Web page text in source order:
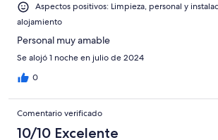
Aspectos positivos: Limpieza, personal y
alojamiento
Personal muy amable
Se alojó 1 noche en julio de 2024
0
Comentario verificado
10/10 Excelente